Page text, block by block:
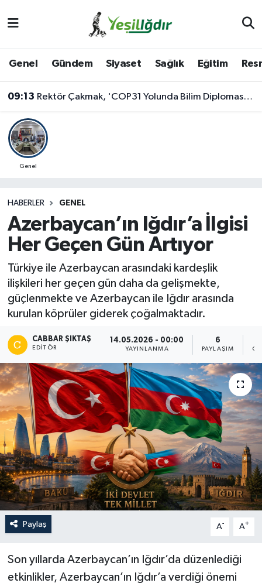
Genel Gündem Siyaset Sağlık Eğitim
09:13 Rektör Çakmak, 'COP31 Yolunda Bilim Diplomasisi: Akademi Lansmanı' Programına Katıldı
Genel
HABERLER GENEL
Azerbaycan’ın Iğdır’a İlgisi
Her Geçen Gün Artıyor
Türkiye ile Azerbaycan arasındaki kardeşlik
ilişkileri her geçen gün daha da gelişmekte,
güçlenmekte ve Azerbaycan ile Iğdır arasında
kurulan köprüler giderek çoğalmaktadır.
CABBAR ŞIKTAŞ
EDITÖR
14.05.2026 - 00:00
YAYINLANMA
6
PAYLAŞIM
Paylaş A- A+
Son yıllarda Azerbaycan’ın Iğdır’da düzenlediği
etkinlikler, Azerbaycan’ın Iğdır’a verdiği önemi
İğdir Namaz Vakitleri
Iğdır Trafik Yoğunluk Haritası
Süper Lig Puan Durumu ve Fikstür
Son Dakika Haberleri
Haber Arşivi